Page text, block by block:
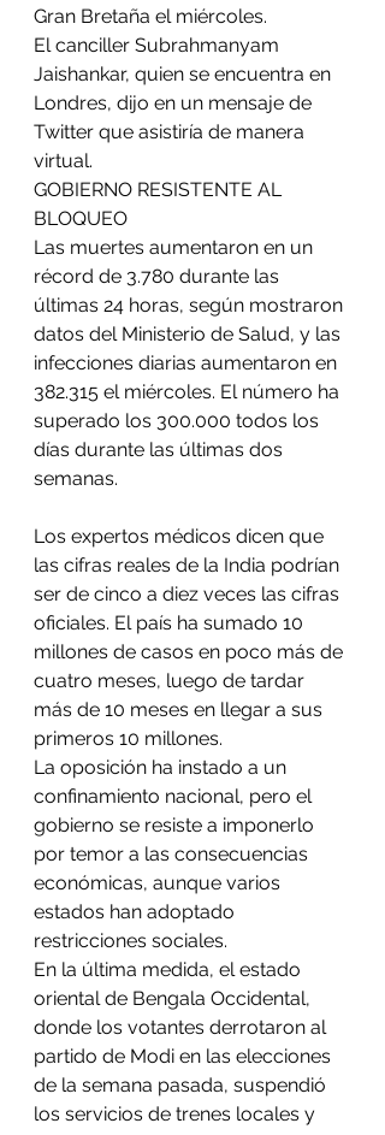
Gran Bretaña el miércoles.
El canciller Subrahmanyam
Jaishankar, quien se encuentra en
Londres, dijo en un mensaje de
Twitter que asistiría de manera
virtual.
GOBIERNO RESISTENTE AL
BLOQUEO
Las muertes aumentaron en un
récord de 3.780 durante las
últimas 24 horas, según mostraron
datos del Ministerio de Salud, y las
infecciones diarias aumentaron en
382.315 el miércoles. El número ha
superado los 300.000 todos los
días durante las últimas dos
semanas.
Los expertos médicos dicen que
las cifras reales de la India podrían
ser de cinco a diez veces las cifras
oficiales. El país ha sumado 10
millones de casos en poco más de
cuatro meses, luego de tardar
más de 10 meses en llegar a sus
primeros 10 millones.
La oposición ha instado a un
confinamiento nacional, pero el
gobierno se resiste a imponerlo
por temor a las consecuencias
económicas, aunque varios
estados han adoptado
restricciones sociales.
En la última medida, el estado
oriental de Bengala Occidental,
donde los votantes derrotaron al
partido de Modi en las elecciones
de la semana pasada, suspendió
los servicios de trenes locales y